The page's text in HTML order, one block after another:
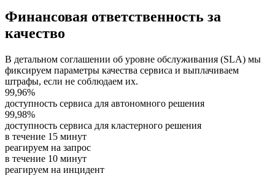
Финансовая ответственность за
качество
В детальном соглашении об уровне обслуживания (SLA) мы
фиксируем параметры качества сервиса и выплачиваем
штрафы, если не соблюдаем их.
99,96%
доступность сервиса для автономного решения
99,98%
доступность сервиса для кластерного решения
в течение 15 минут
реагируем на запрос
в течение 10 минут
реагируем на инцидент